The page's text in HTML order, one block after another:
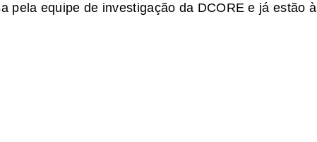
pela equipe de investigação da DCORE e já estão à